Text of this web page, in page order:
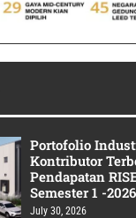
Portofolio
Kontributor
Pendapatan
Semester 1 -2026
July 30, 2026